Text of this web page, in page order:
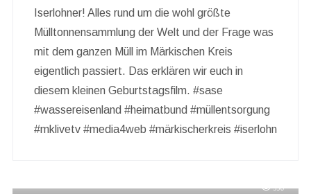
Iserlohner! Alles rund um die wohl größte
Mülltonnensammlung der Welt und der Frage was
mit dem ganzen Müll im Märkischen Kreis
eigentlich passiert. Das erklären wir euch in
diesem kleinen Geburtstagsfilm. #sase
#wassereisenland #heimatbund #müllentsorgung
#mklivetv #media4web #märkischerkreis #iserlohn
550